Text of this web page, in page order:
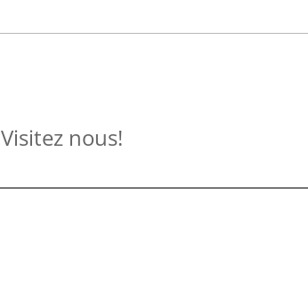
Visitez nous!